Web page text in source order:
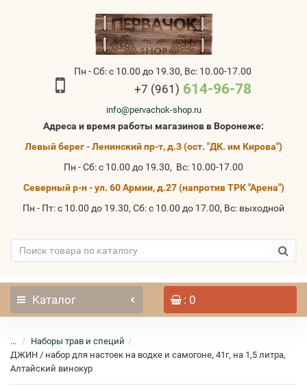
Пн - Сб: с 10.00 до 19.30, Вс: 10.00-17.00
+7 (961) 614-96-78
info@pervachok-shop.ru
Адреса и время работы магазинов в Воронеже:
Левый берег - Ленинский пр-т, д.3 (ост. "ДК. им Кирова")
Пн - Сб: с 10.00 до 19.30, Вс: 10.00-17.00
Северный р-н - ул. 60 Армии, д.27 (напротив ТРК "Арена")
Пн - Пт: с 10.00 до 19.30, Сб: с 10.00 до 17.00, Вс: выходной
Каталог : 0
...
Наборы трав и специй
ДЖИН / набор для настоек на водке и самогоне, 41г, на 1,5 литра,
Алтайский винокур